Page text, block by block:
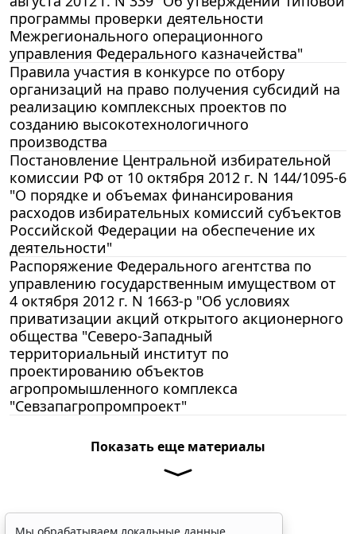
программы проверки деятельности
Межрегионального операционного
управления Федерального казначейства"
Правила участия в конкурсе по отбору
организаций на право получения субсидий на
реализацию комплексных проектов по
созданию высокотехнологичного
производства
Постановление Центральной избирательной
комиссии РФ от 10 октября 2012 г. N 144/1095-6
"О порядке и объемах финансирования
расходов избирательных комиссий субъектов
Российской Федерации на обеспечение их
деятельности"
Распоряжение Федерального агентства по
управлению государственным имуществом от
4 октября 2012 г. N 1663-р "Об условиях
приватизации акций открытого акционерного
общества "Северо-Западный
территориальный институт по
проектированию объектов
агропромышленного комплекса
"Севзапагропромпроект"
Показать еще материалы